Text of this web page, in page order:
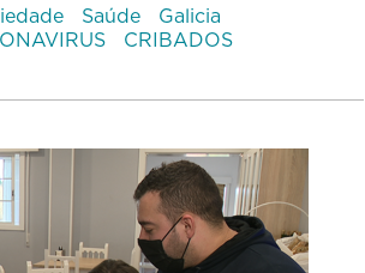
Saúde
Galicia
CRIBADOS